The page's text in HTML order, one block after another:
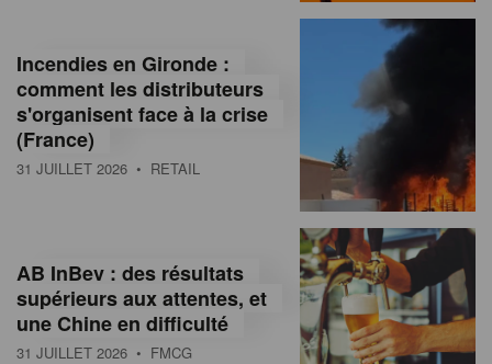
n
e
n
Incendies en Gironde :
comment les distributeurs
s'organisent face à la crise
(France)
31 JUILLET 2026 • RETAIL
AB InBev : des résultats
supérieurs aux attentes, et
une Chine en difficulté
31 JUILLET 2026 • FMCG